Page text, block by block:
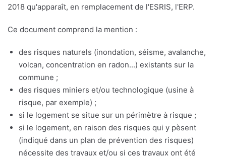
2018 qu'apparaît, en remplacement de l'ESRIS, l'ERP.
Ce document comprend la mention :
des risques naturels (inondation, séisme, avalanche,
volcan, concentration en radon...) existants sur la
commune ;
des risques miniers et/ou technologique (usine à
risque, par exemple) ;
si le logement se situe sur un périmètre à risque ;
si le logement, en raison des risques qui y pèsent
(indiqué dans un plan de prévention des risques)
nécessite des travaux et/ou si ces travaux ont été